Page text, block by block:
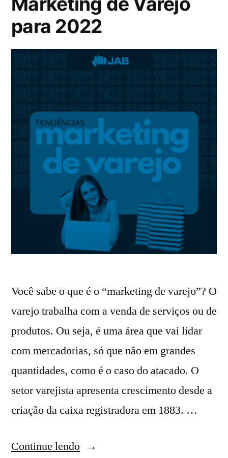
para 2022
Você sabe o que é o “marketing de varejo”? O
varejo trabalha com a venda de serviços ou de
produtos. Ou seja, é uma área que vai lidar
com mercadorias, só que não em grandes
quantidades, como é o caso do atacado. O
setor varejista apresenta crescimento desde a
criação da caixa registradora em 1883. …
Continue lendo